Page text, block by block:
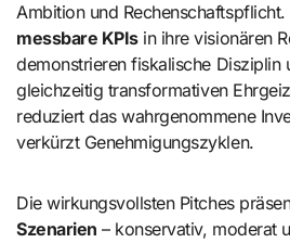
Ambition und
messbare KPIsin ihre visionären
demonstrieren fiskalische Disziplin
gleichzeitig transformativen
reduziert das wahrgenommene
verkürzt Genehmigungszyklen.
Die wirkungsvollsten Pitches
Szenarien – konservativ, moderat